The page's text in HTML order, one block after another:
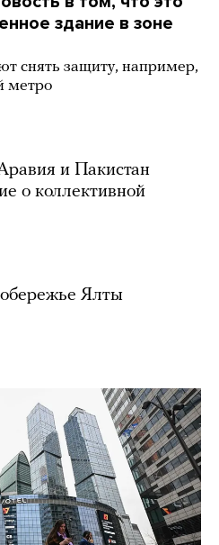
здание в зоне
снять защиту, например,
метро
и Пакистан
о коллективной
Ялты